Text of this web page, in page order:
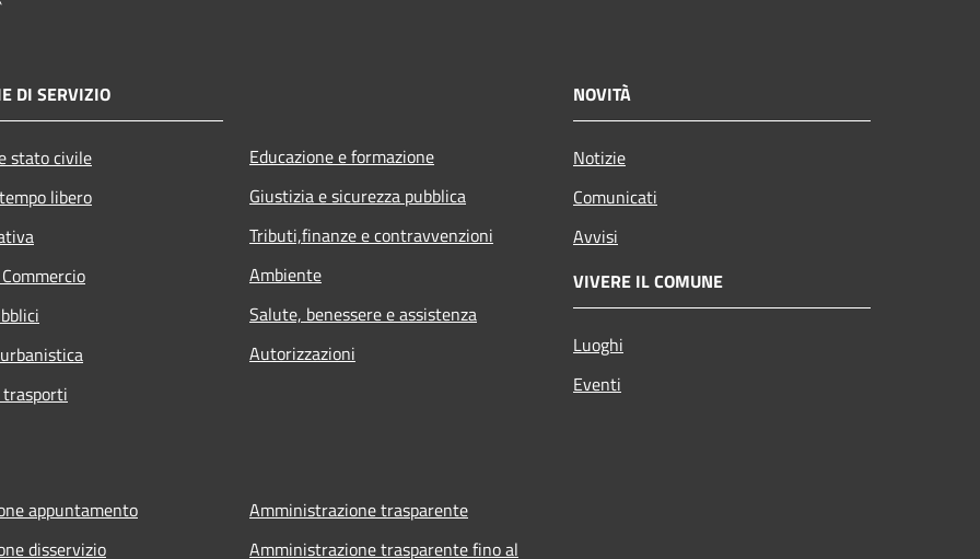
DI SERVIZIO
stato civile
libero
Educazione e formazione
Giustizia e sicurezza pubblica
Tributi,finanze e contravvenzioni
Ambiente
Salute, benessere e assistenza
Autorizzazioni
NOVITÀ
Notizie
Comunicati
Avvisi
VIVERE IL COMUNE
Luoghi
Eventi
appuntamento
disservizio
Amministrazione trasparente
Amministrazione trasparente fino al